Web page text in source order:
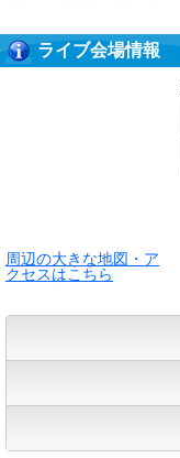
ライブ会場情報
周辺の大きな地図・ア
クセスはこちら